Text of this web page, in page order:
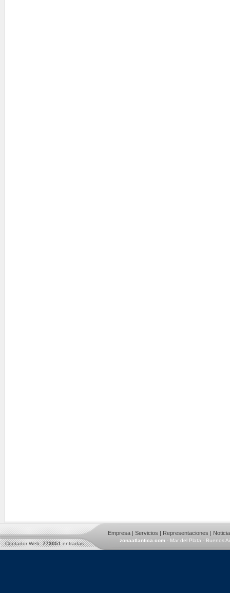
Contador Web:773051entradas
Empresa| Servicios | Representaciones |
zonaatlantica.com - Mar del Plata - Buenos